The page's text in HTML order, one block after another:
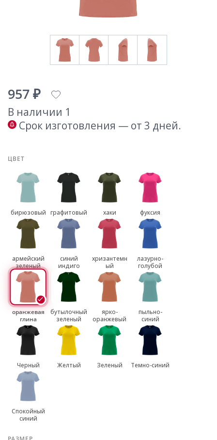
957 ₽
В наличии 1
Срок изготовления — от 3 дней.
ЦВЕТ
бирюзовый графитовый хаки фуксия
армейский
зеленый
синий
индиго
хризантемн
ый
лазурно-
голубой
оранжевая
глина
бутылочный
зеленый
ярко-
оранжевый
пыльно-
синий
Черный Желтый Зеленый Темно-синий
Спокойный
синий